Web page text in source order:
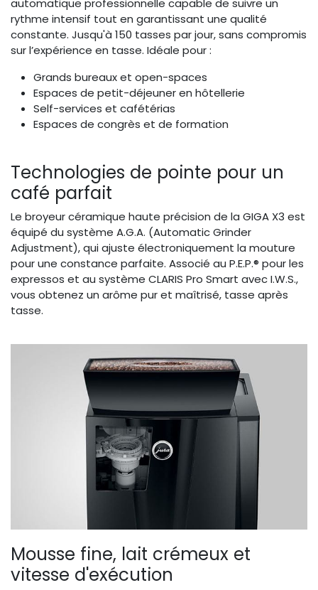
automatique professionnelle capable de suivre un
rythme intensif tout en garantissant une qualité
constante. Jusqu'à 150 tasses par jour, sans compromis
sur l’expérience en tasse. Idéale pour :
Grands bureaux et open-spaces
Espaces de petit-déjeuner en hôtellerie
Self-services et cafétérias
Espaces de congrès et de formation
Technologies de pointe pour un
café parfait
Le broyeur céramique haute précision de la GIGA X3 est
équipé du système A.G.A. (Automatic Grinder
Adjustment), qui ajuste électroniquement la mouture
pour une constance parfaite. Associé au P.E.P.® pour les
expressos et au système CLARIS Pro Smart avec I.W.S.,
vous obtenez un arôme pur et maîtrisé, tasse après
tasse.
Mousse fine, lait crémeux et
vitesse d'exécution